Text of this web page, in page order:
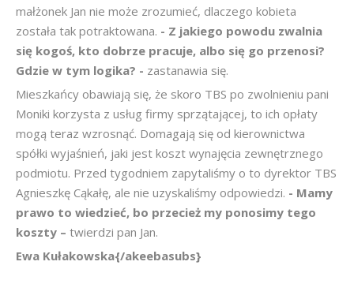
małżonek Jan nie może zrozumieć, dlaczego kobieta
została tak potraktowana. - Z jakiego powodu zwalnia
się kogoś, kto dobrze pracuje, albo się go przenosi?
Gdzie w tym logika? - zastanawia się.
Mieszkańcy obawiają się, że skoro TBS po zwolnieniu pani
Moniki korzysta z usług firmy sprzątającej, to ich opłaty
mogą teraz wzrosnąć. Domagają się od kierownictwa
spółki wyjaśnień, jaki jest koszt wynajęcia zewnętrznego
podmiotu. Przed tygodniem zapytaliśmy o to dyrektor TBS
Agnieszkę Cąkałę, ale nie uzyskaliśmy odpowiedzi. - Mamy
prawo to wiedzieć, bo przecież my ponosimy tego
koszty – twierdzi pan Jan.
Ewa Kułakowska{/akeebasubs}